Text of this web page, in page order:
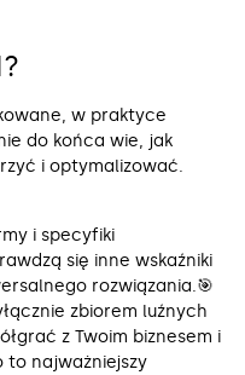
w praktyce
do końca wie, jak
i optymalizować.
i specyfiki
się inne wskaźniki
rozwiązania.🎯
zbiorem luźnych
z Twoim biznesem i
to najważniejszy